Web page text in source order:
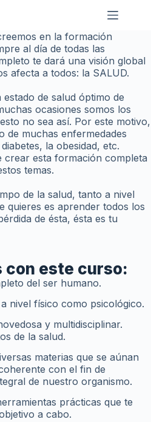
en la formación
al día de todas las
te dará una visión global
afecta a todos: la SALUD.
de salud óptimo de
ocasiones somos los
no sea así. Por este motivo,
de muchas enfermedades
la obesidad, etc.
crear esta formación completa
temas.
de la salud, tanto a nivel
quieres es aprender todos los
de ésta, ésta es tu
con este curso:
del ser humano.
nivel físico como psicológico.
y multidisciplinar.
de la salud.
materias que se aúnan
con el fin de
de nuestro organismo.
prácticas que te
a cabo.